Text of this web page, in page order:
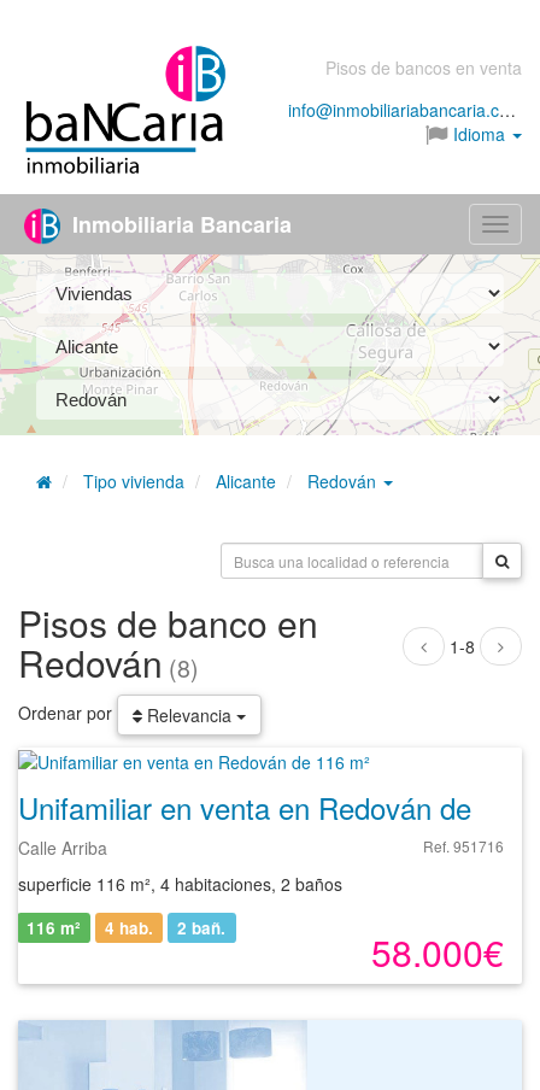
Pisos de bancos en venta
info@inmobiliariabancaria.com
Idioma
Menú
Inmobiliaria Bancaria
Tipo vivienda Alicante Redován
1-8
Pisos de banco en
Redován (8)
Ordenar por Relevancia
Calle Arriba Ref. 951716
superficie 116 m², 4 habitaciones, 2 baños
58.000€
116 m² 4 hab. 2 bañ.